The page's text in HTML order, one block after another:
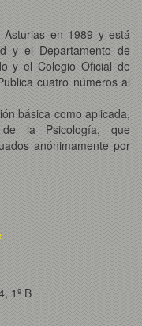
en 1989 y está
y el Departamento de
y el Colegio Oficial de
cuatro números al
básica como aplicada,
de la Psicología, que
anónimamente por
1º B